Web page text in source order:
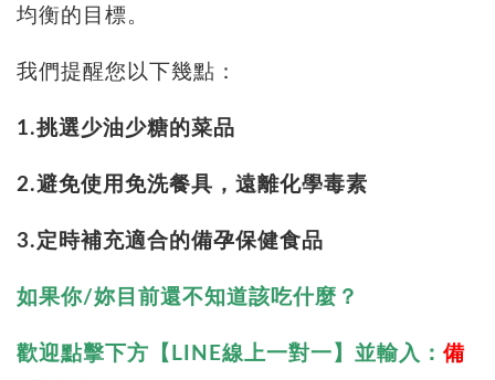
均衡的目標。
我們提醒您以下幾點：
1.挑選少油少糖的菜品
2.避免使用免洗餐具，遠離化學毒素
3.定時補充適合的備孕保健食品
如果你/妳目前還不知道該吃什麼？
歡迎點擊下方【LINE線上一對一】並輸入： 備